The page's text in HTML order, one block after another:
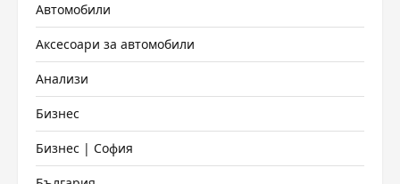
Автомобили
Аксесоари за автомобили
Анализи
Бизнес
Бизнес | София